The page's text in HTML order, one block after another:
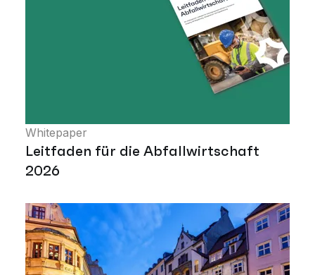
Whitepaper
Leitfaden für die Abfallwirtschaft
2026